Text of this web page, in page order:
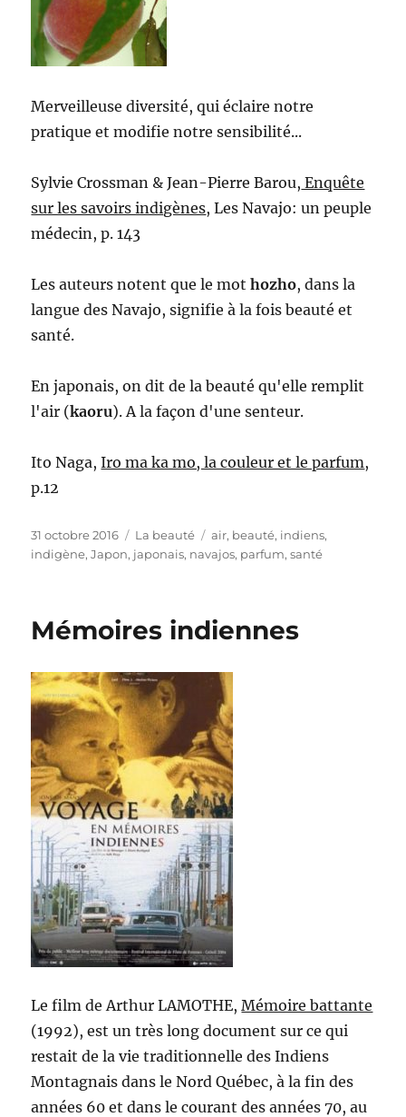
Merveilleuse diversité, qui éclaire notre
pratique et modifie notre sensibilité...
Sylvie Crossman & Jean-Pierre Barou, Enquête
sur les savoirs indigènes, Les Navajo: un peuple
médecin, p. 143
Les auteurs notent que le mothozho, dans la
langue des Navajo, signifie à la fois beauté et
santé.
En japonais, on dit de la beauté qu'elle remplit
l'air (kaoru). A la façon d'une senteur.
Ito Naga,Iro ma ka mo, la couleur et le parfum,
p.12
Publié
le
31 octobre 2016 Catégories
La beauté Étiquettes
air, beauté, indiens,
indigène,Japon, japonais, navajos, parfum,santé
Mémoires indiennes
Le film de Arthur LAMOTHE,Mémoire battante
(1992), est un très long document sur ce qui
restait de la vie traditionnelle des Indiens
Montagnais dans le Nord Québec, à la fin des
années 60 et dans le courant des années 70, au